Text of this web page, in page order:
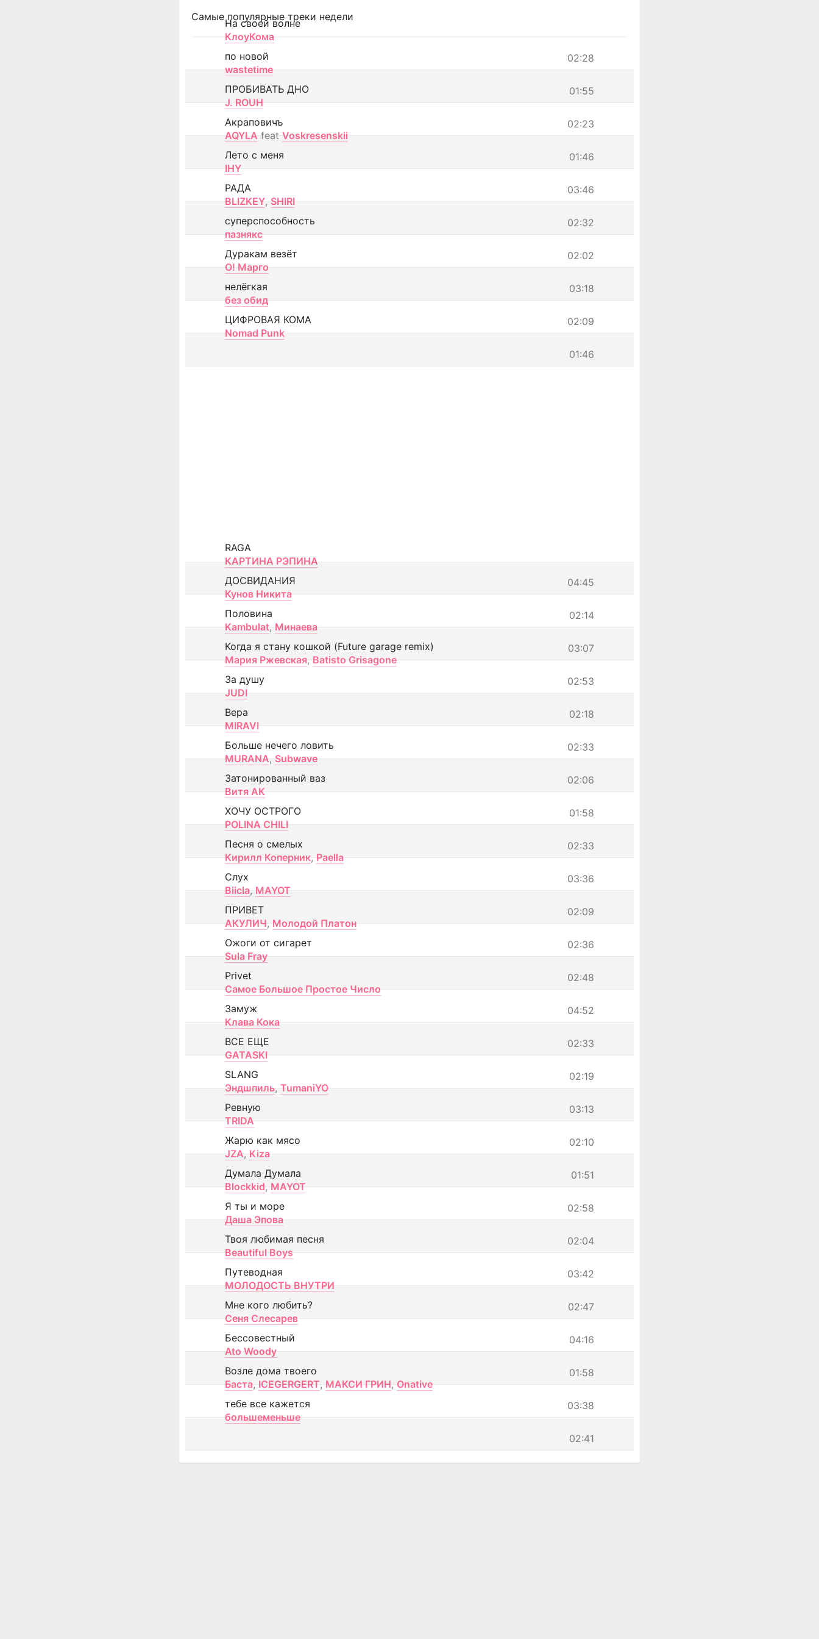
Самые популярные треки недели
На своей волне
КлоуКома
02:28
по новой
wastetime
01:55
ПРОБИВАТЬ ДНО
J. ROUH
02:23
Акраповичъ
AQYLA feat Voskresenskii
01:46
Лето с меня
IHY
03:46
РАДА
BLIZKEY, SHIRI
02:32
суперспособность
пазнякс
02:02
Дуракам везёт
О! Марго
03:18
нелёгкая
без обид
02:09
ЦИФРОВАЯ КОМА
Nomad Punk
01:46
RAGA
КАРТИНА РЭПИНА
04:45
ДОСВИДАНИЯ
Кунов Никита
02:14
Половина
Kambulat, Минаева
03:07
Когда я стану кошкой (Future garage remix)
Мария Ржевская, Batisto Grisagone
02:53
За душу
JUDI
02:18
Вера
MIRAVI
02:33
Больше нечего ловить
MURANA, Subwave
02:06
Затонированный ваз
Витя АК
01:58
ХОЧУ ОСТРОГО
POLINA CHILI
02:33
Песня о смелых
Кирилл Коперник, Paella
03:36
Слух
Biicla, MAYOT
02:09
ПРИВЕТ
АКУЛИЧ, Молодой Платон
02:36
Ожоги от сигарет
Sula Fray
02:48
Privet
Самое Большое Простое Число
04:52
Замуж
Клава Кока
02:33
ВСЕ ЕЩЕ
GATASKI
02:19
SLANG
Эндшпиль, TumaniYO
03:13
Ревную
TRIDA
02:10
Жарю как мясо
JZA, Kiza
01:51
Думала Думала
Blockkid, MAYOT
02:58
Я ты и море
Даша Эпова
02:04
Твоя любимая песня
Beautiful Boys
03:42
Путеводная
МОЛОДОСТЬ ВНУТРИ
02:47
Мне кого любить?
Сеня Слесарев
04:16
Бессовестный
Ato Woody
01:58
Возле дома твоего
Баста, ICEGERGERT, МАКСИ ГРИН, Onative
03:38
тебе все кажется
большеменьше
02:41